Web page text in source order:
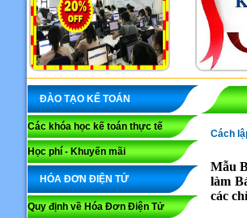
ĐÀO TẠO KẾ TOÁN
Các khóa học kế toán thực tế
Học phí - Khuyến mãi
HÓA ĐƠN ĐIỆN TỬ
Quy định về Hóa Đơn Điện Tử
Cách
Mẫu
làm
các